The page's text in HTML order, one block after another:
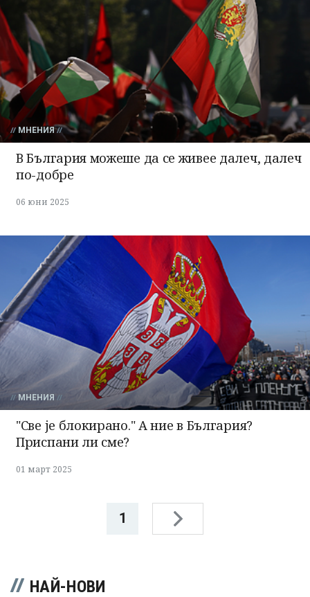
МНЕНИЯ
В България можеше да се живее далеч, далеч
по-добре
06 юни 2025
МНЕНИЯ
"Све jе блокирано." А ние в България?
Приспани ли сме?
01 март 2025
1
НАЙ-НОВИ